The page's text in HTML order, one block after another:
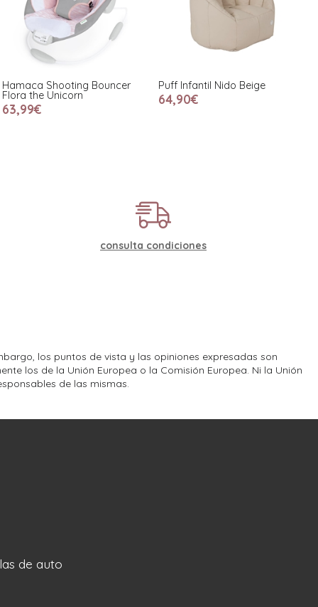
Hamaca Shooting Bouncer
Flora the Unicorn
63,99€
Puff Infantil Nido Beige
64,90€
consulta condiciones
los puntos de vista y las opiniones expresadas son
los de la Unión Europea o la Comisión Europea. Ni la Unión
de las mismas.
de auto